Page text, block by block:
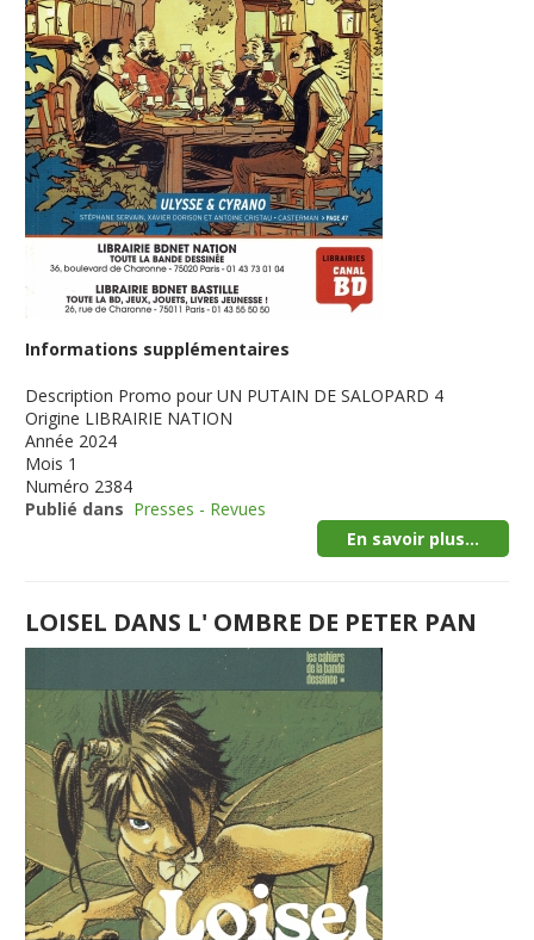
Informations supplémentaires
Description Promo pour UN PUTAIN DE SALOPARD 4
Origine LIBRAIRIE NATION
Année 2024
Mois 1
Numéro 2384
Publié dans Presses - Revues
En savoir plus...
LOISEL DANS L' OMBRE DE PETER PAN